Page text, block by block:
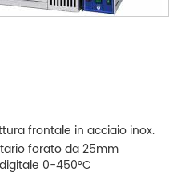
frontale in acciaio inox.
forato da 25mm
0-450°C